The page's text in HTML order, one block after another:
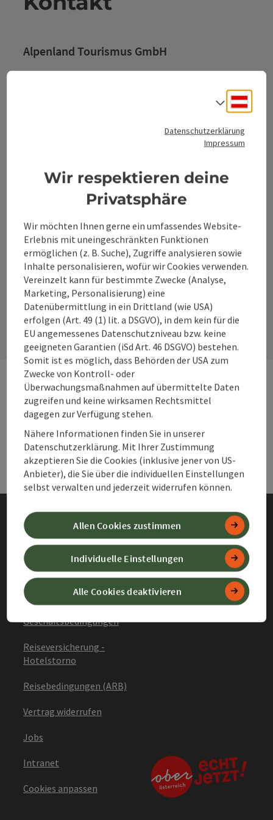
Alpenland Tourismus GmbH
InstagramFacebookYouTube
Kontaktformular
Webseiten
Services
Impressum
Datenschutz
Barrierefreiheitserklärung
Allgemeine
Geschäftsbedingungen
Reiseversicherung -
Hotelstorno
Reisebedingungen (ARB)
Vertrag widerrufen
Jobs
Intranet
Cookies anpassen
Datenschutzerklärung
Impressum
Wir respektieren deine
Privatsphäre
Wir möchten Ihnen gerne ein umfassendes Website-
Erlebnis mit uneingeschränkten Funktionen
ermöglichen (z. B. Suche), Zugriffe analysieren sowie
Inhalte personalisieren, wofür wir Cookies verwenden.
Vereinzelt kann für bestimmte Zwecke (Analyse,
Marketing, Personalisierung) eine
Datenübermittlung in ein Drittland (wie USA)
erfolgen (Art. 49 (1) lit. a DSGVO), in dem kein für die
EU angemessenes Datenschutzniveau bzw. keine
geeigneten Garantien (iSd Art. 46 DSGVO) bestehen.
Somit ist es möglich, dass Behörden der USA zum
Zwecke von Kontroll- oder
Überwachungsmaßnahmen auf übermittelte Daten
zugreifen und keine wirksamen Rechtsmittel
dagegen zur Verfügung stehen.
Nähere Informationen finden Sie in unserer
Datenschutzerklärung. Mit Ihrer Zustimmung
akzeptieren Sie die Cookies (inklusive jener von US-
Anbieter), die Sie über die individuellen Einstellungen
selbst verwalten und jederzeit widerrufen können.
Alle Cookies deaktivieren
Individuelle Einstellungen
Allen Cookies zustimmen